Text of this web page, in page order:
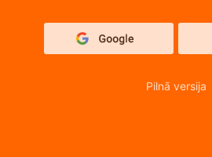
Pilnā versija